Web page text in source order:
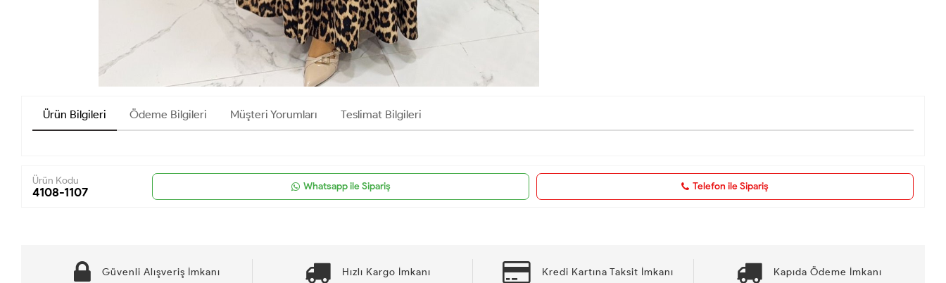
Ürün Bilgileri Ödeme Bilgileri Müşteri Yorumları Teslimat Bilgileri
Ürün Kodu
4108-1107 Whatsapp ile Sipariş Telefon ile Sipariş
Güvenli Alışveriş İmkanı Hızlı Kargo İmkanı Kredi Kartına Taksit İmkanı Kapıda Ödeme İmkanı